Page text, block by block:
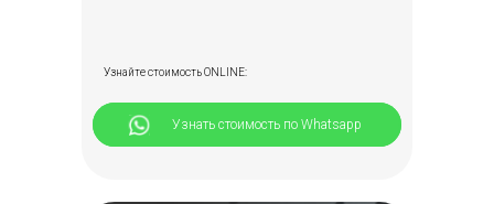
⠀⠀⠀⠀Узнать стоимость по Whatsapp
Узнайте стоимость ONLINE: